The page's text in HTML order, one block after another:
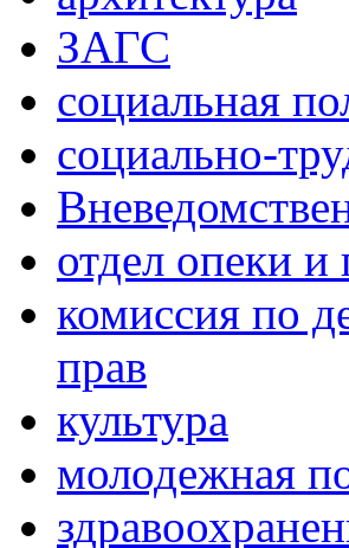
ЗАГС
социальная
социально-
отдел опеки и
комиссия по
прав
культура
молодежная